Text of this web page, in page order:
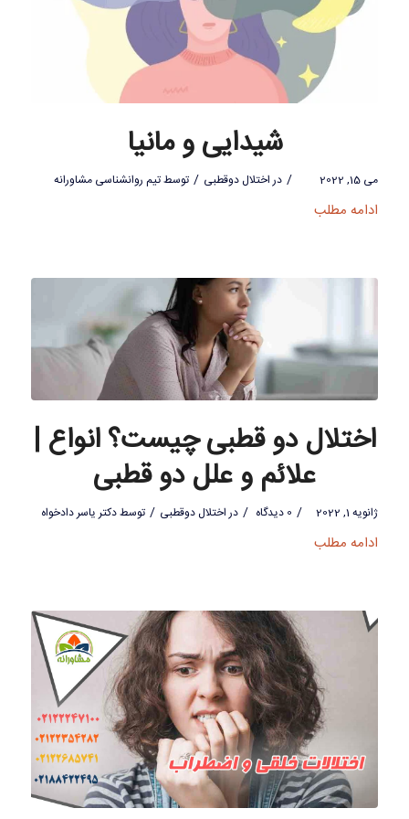
شیدایی و مانیا
می 15, 2022 / دراختلال دوقطبی / توسطتیم روانشناسی مشاورانه
ادامه مطلب
اختلال دو قطبی چیست؟ انواع |
علائم و علل دو قطبی
ژانویه 1, 2022 / 0 دیدگاه / دراختلال دوقطبی / توسطدکتر یاسر دادخواه
ادامه مطلب